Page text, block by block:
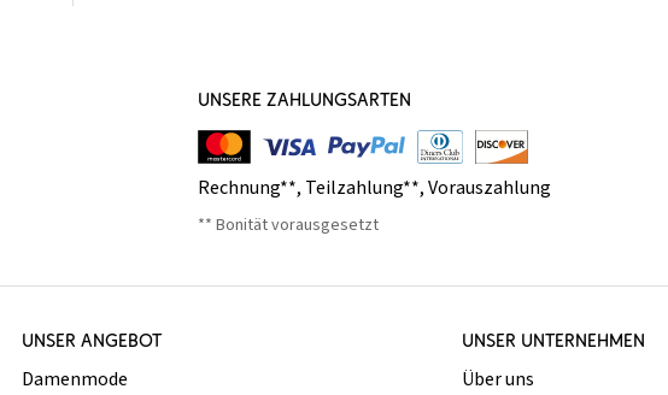
UNSERE ZAHLUNGSARTEN
Rechnung**, Teilzahlung**,Vorauszahlung
** Bonität vorausgesetzt
UNSER ANGEBOT
Damenmode
UNSER UNTERNEHMEN
Über uns